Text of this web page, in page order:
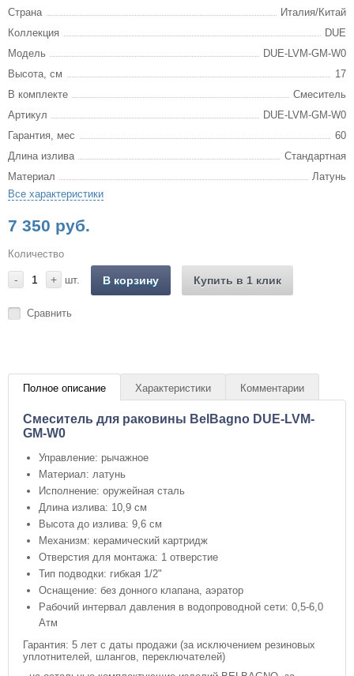
Страна
Италия/Китай
Коллекция
DUE
Модель
DUE-LVM-GM-W0
Высота, см
17
В комплекте
Смеситель
Артикул
DUE-LVM-GM-W0
Гарантия, мес
60
Длина излива
Стандартная
Материал
Латунь
Все характеристики
7 350 руб.
Количество
- + шт. В корзину Купить в 1 клик
Сравнить
Полное описание Характеристики Комментарии
Смеситель для раковины BelBagno DUE-LVM-
GM-W0
Управление: рычажное
Материал: латунь
Исполнение: оружейная сталь
Длина излива: 10,9 см
Высота до излива: 9,6 см
Механизм: керамический картридж
Отверстия для монтажа: 1 отверстие
Тип подводки: гибкая 1/2"
Оснащение: без донного клапана, аэратор
Рабочий интервал давления в водопроводной сети: 0,5-6,0
Атм
Гарантия: 5 лет с даты продажи (за исключением резиновых
уплотнителей, шлангов, переключателей)